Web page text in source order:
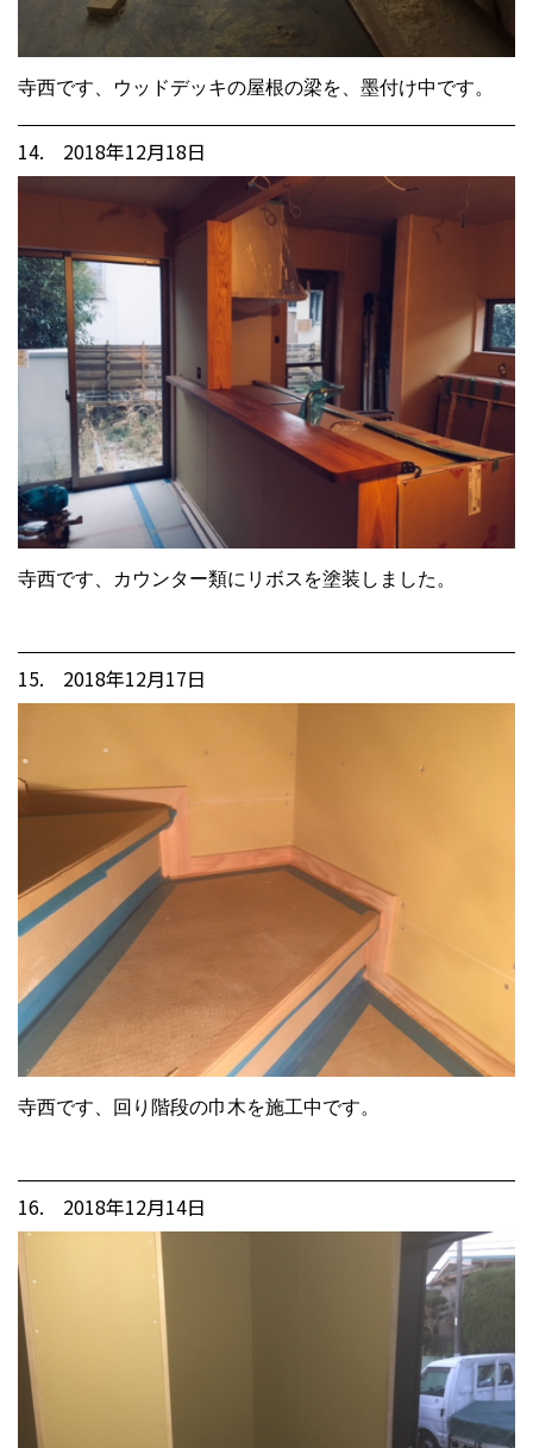
寺西です、ウッドデッキの屋根の梁を、墨付け中です。
14. 2018年12月18日
寺西です、カウンター類にリボスを塗装しました。
15. 2018年12月17日
寺西です、回り階段の巾木を施工中です。
16. 2018年12月14日